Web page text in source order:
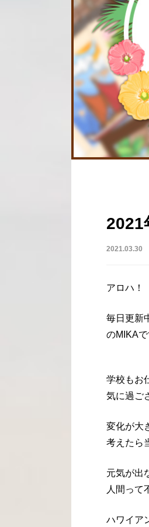
2021
2021.03.30
アロハ！
毎日更新
のMIKAで
学校もお
気に過ご
変化が大
考えたら
元気が出
人間って
ハワイア